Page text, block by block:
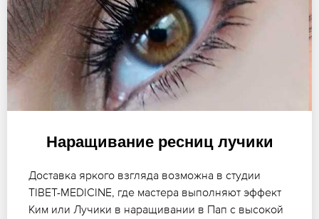
Наращивание ресниц лучики
Доставка яркого взгляда возможна в студии
TIBET-MEDICINE, где мастера выполняют эффект
Ким или Лучики в наращивании в Пап с высокой